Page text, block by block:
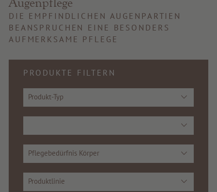
Schönheit
Gesundheit
Gutscheine
Service & Info
DIE EMPFINDLICHEN AUGENPARTIEN
BEANSPRUCHEN EINE BESONDERS
AUFMERKSAME PFLEGE
PRODUKTE FILTERN
Produkt-Typ
Pflegebedürfnis Körper
Produktlinie